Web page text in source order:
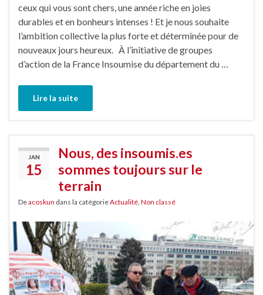
ceux qui vous sont chers, une année riche en joies
durables et en bonheurs intenses ! Et je nous souhaite
l’ambition collective la plus forte et déterminée pour de
nouveaux jours heureux. À l’initiative de groupes
d’action de la France Insoumise du département du …
Lire la suite
JAN
15
Nous, des insoumis.es
sommes toujours sur le
terrain
Deacoskun dans la catégorieActualité, Non classé